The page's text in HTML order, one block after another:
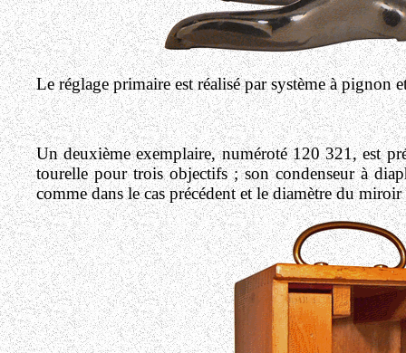
Le réglage primaire est réalisé par système à
Un deuxième exemplaire, numéroté 120 321, est
tourelle pour trois objectifs ; son condenseur à
comme dans le cas précédent et le diamètre du